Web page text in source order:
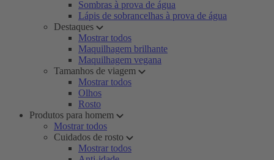
Sombras à prova de água
Lápis de sobrancelhas à prova de água
Destaques
Mostrar todos
Maquilhagem brilhante
Maquilhagem vegana
Tamanhos de viagem
Mostrar todos
Olhos
Rosto
Produtos para homem
Mostrar todos
Cuidados de rosto
Mostrar todos